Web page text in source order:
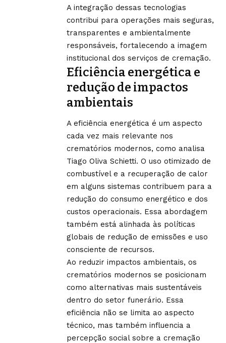
A integração dessas tecnologias
contribui para operações mais seguras,
transparentes e ambientalmente
responsáveis, fortalecendo a imagem
institucional dos serviços de cremação.
Eficiência energética e
redução de impactos
ambientais
A eficiência energética é um aspecto
cada vez mais relevante nos
crematórios modernos, como analisa
Tiago Oliva Schietti. O uso otimizado de
combustível e a recuperação de calor
em alguns sistemas contribuem para a
redução do consumo energético e dos
custos operacionais. Essa abordagem
também está alinhada às políticas
globais de redução de emissões e uso
consciente de recursos.
Ao reduzir impactos ambientais, os
crematórios modernos se posicionam
como alternativas mais sustentáveis
dentro do setor funerário. Essa
eficiência não se limita ao aspecto
técnico, mas também influencia a
percepção social sobre a cremação